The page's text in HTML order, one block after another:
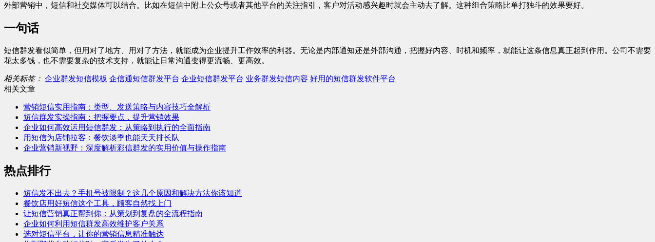
外部营销中，短信和社交媒体可以结合。比如在短信中附上公众号或者其他平台的关注指引，客户对活动感兴趣时就会主动去了解。这种组合策略比单打独斗的效果要好。
一句话
短信群发看似简单，但用对了地方、用对了方法，就能成为企业提升工作效率的利器。无论是内部通知还是外部沟通，把握好内容、时机和频率，就能让这条信息真正起到作用。公司不需要
花太多钱，也不需要复杂的技术支持，就能让日常沟通变得更流畅、更高效。
相关标签： 企业群发短信模板 企信通短信群发平台 企业短信群发平台 业务群发短信内容 好用的短信群发软件平台
相关文章
营销短信实用指南：类型、发送策略与内容技巧全解析
短信群发实操指南：把握要点，提升营销效果
企业如何高效运用短信群发：从策略到执行的全面指南
用短信为店铺拉客：餐饮淡季也能天天排长队
企业营销新视野：深度解析彩信群发的实用价值与操作指南
热点排行
短信发不出去？手机号被限制？这几个原因和解决方法你该知道
餐饮店用好短信这个工具，顾客自然找上门
让短信营销真正帮到你：从策划到复盘的全流程指南
企业如何利用短信群发高效维护客户关系
选对短信平台，让你的营销信息精准触达